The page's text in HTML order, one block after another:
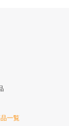
一覧